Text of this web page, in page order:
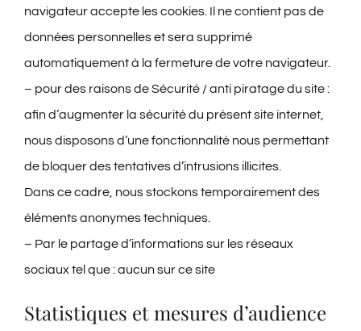
navigateur accepte les cookies. Il ne contient pas de
données personnelles et sera supprimé
automatiquement à la fermeture de votre navigateur.
– pour des raisons de Sécurité / anti piratage du site :
afin d’augmenter la sécurité du présent site internet,
nous disposons d’une fonctionnalité nous permettant
de bloquer des tentatives d’intrusions illicites.
Dans ce cadre, nous stockons temporairement des
éléments anonymes techniques.
– Par le partage d’informations sur les réseaux
sociaux tel que : aucun sur ce site
Statistiques et mesures d’audience